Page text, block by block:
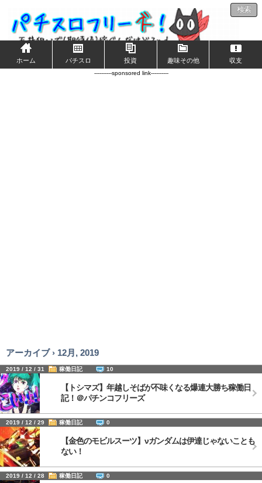
検索
ホーム パチスロ 投資 趣味その他 収支
----------sponsored link----------
アーカイブ › 12月, 2019
2019 / 12 / 31 稼働日記 10
【トシマズ】年越しそばが不味くなる爆連大勝ち稼働日
記！＠パチンコフリーズ
2019 / 12 / 29 稼働日記 0
【金色のモビルスーツ】νガンダムは伊達じゃないことも
ない！
2019 / 12 / 28 稼働日記 0